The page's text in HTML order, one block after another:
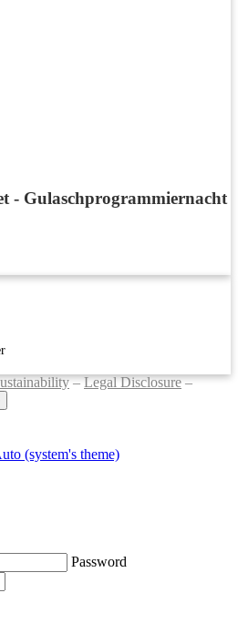
- Gulaschprogrammiernacht
–Legal Disclosure–
(system's theme)
Password